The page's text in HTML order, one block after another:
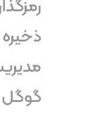
ذخیره
مدیریت
گوگل